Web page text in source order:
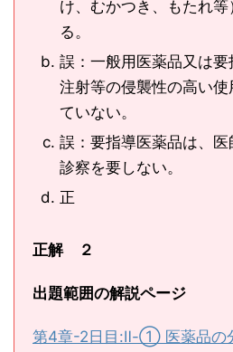
け、むかつき、もたれ
る。
誤：一般用医薬品又は要
注射等の侵襲性の高い
ていない。
誤：要指導医薬品は、
診察を要しない。
正
正解 ２
出題範囲の解説ページ
第4章-2日目:Ⅱ-① 医薬品の